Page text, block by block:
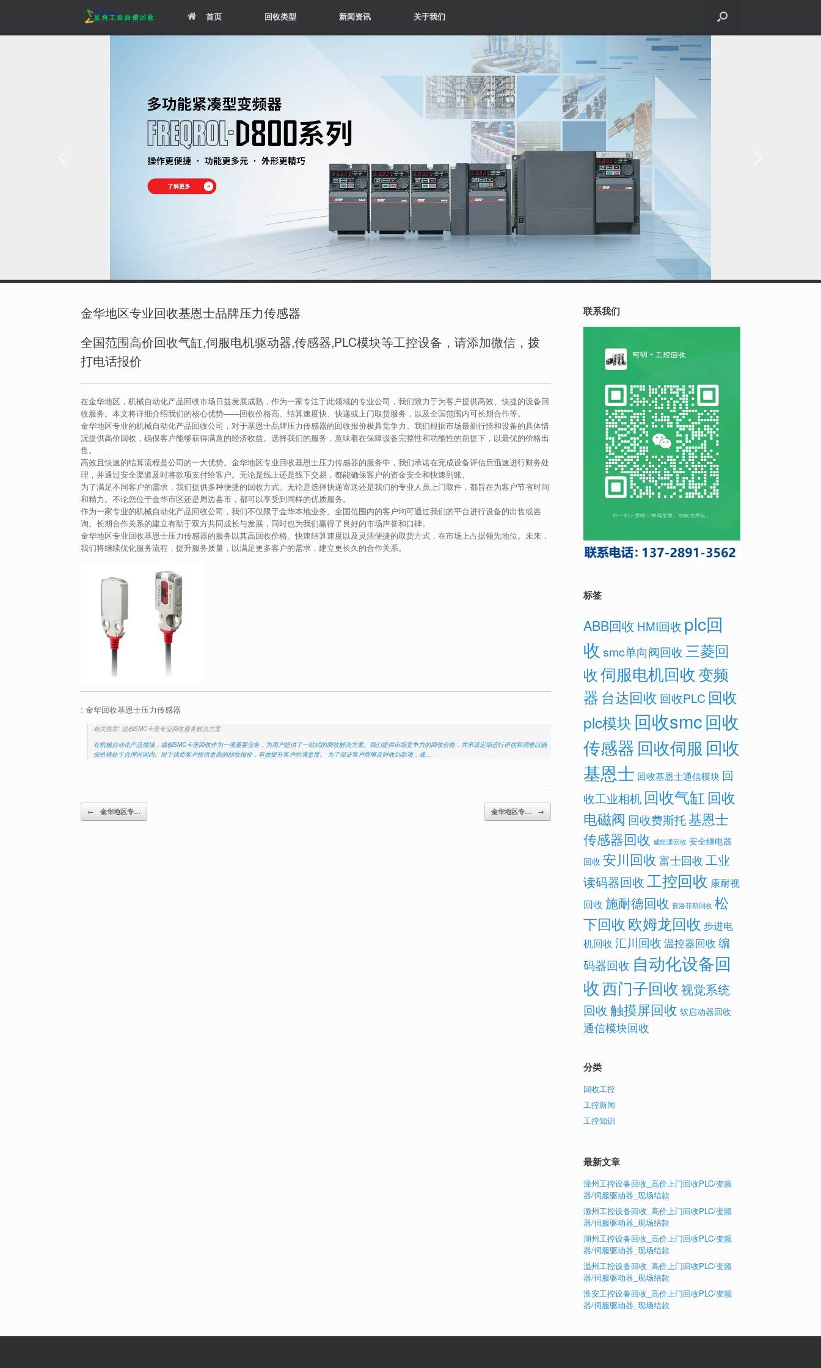
首页 回收类型 新闻资讯 关于我们
金华地区专业回收基恩士品牌压力传感器
全国范围高价回收气缸,伺服电机驱动器,传感器,PLC模块等工控设备，请添加微信，拨
打电话报价
在金华地区，机械自动化产品回收市场日益发展成熟，作为一家专注于此领域的专业公司，我们致力于为客户提供高效、快捷的设备回
收服务。本文将详细介绍我们的核心优势——回收价格高、结算速度快、快递或上门取货服务，以及全国范围内可长期合作等。
金华地区专业的机械自动化产品回收公司，对于基恩士品牌压力传感器的回收报价极具竞争力。我们根据市场最新行情和设备的具体情
况提供高价回收，确保客户能够获得满意的经济收益。选择我们的服务，意味着在保障设备完整性和功能性的前提下，以最优的价格出
售。
高效且快速的结算流程是公司的一大优势。金华地区专业回收基恩士压力传感器的服务中，我们承诺在完成设备评估后迅速进行财务处
理，并通过安全渠道及时将款项支付给客户。无论是线上还是线下交易，都能确保客户的资金安全和快速到账。
为了满足不同客户的需求，我们提供多种便捷的回收方式。无论是选择快递寄送还是我们的专业人员上门取件，都旨在为客户节省时间
和精力。不论您位于金华市区还是周边县市，都可以享受到同样的优质服务。
作为一家专业的机械自动化产品回收公司，我们不仅限于金华本地业务。全国范围内的客户均可通过我们的平台进行设备的出售或咨
询。长期合作关系的建立有助于双方共同成长与发展，同时也为我们赢得了良好的市场声誉和口碑。
金华地区专业回收基恩士压力传感器的服务以其高回收价格、快速结算速度以及灵活便捷的取货方式，在市场上占据领先地位。未来，
我们将继续优化服务流程，提升服务质量，以满足更多客户的需求，建立更长久的合作关系。
: 金华回收基恩士压力传感器
相关推荐: 成都SMC卡座专业回收服务解决方案
在机械自动化产品领域，成都SMC卡座回收作为一项重要业务，为用户提供了一站式的回收解决方案。我们提供市场竞争力的回收价格，并承诺定期进行评估和调整以确
保价格处于合理区间内。对于优质客户提供更高的回收报价，有效提升客户的满意度。 为了保证客户能够及时收到款项，成…
Post navigation
← 金华地区专… 金华地区专… →
联系我们
标签
ABB回收 HMI回收 plc回
收 smc单向阀回收三菱回
收伺服电机回收变频
器 台达回收 回收PLC 回收
plc模块 回收smc回收
传感器回收伺服 回收
基恩士 回收基恩士通信模块 回
收工业相机 回收气缸 回收
电磁阀 回收费斯托基恩士
传感器回收 威纶通回收 安全继电器
回收 安川回收 富士回收 工业
读码器回收工控回收 康耐视
回收 施耐德回收 普洛菲斯回收 松
下回收欧姆龙回收 步进电
机回收 汇川回收 温控器回收 编
码器回收 自动化设备回
收西门子回收视觉系统
回收触摸屏回收 软启动器回收
通信模块回收
分类
回收工控
工控新闻
工控知识
最新文章
漳州工控设备回收_高价上门回收PLC/变频
器/伺服驱动器_现场结款
滁州工控设备回收_高价上门回收PLC/变频
器/伺服驱动器_现场结款
湖州工控设备回收_高价上门回收PLC/变频
器/伺服驱动器_现场结款
温州工控设备回收_高价上门回收PLC/变频
器/伺服驱动器_现场结款
淮安工控设备回收_高价上门回收PLC/变频
器/伺服驱动器_现场结款